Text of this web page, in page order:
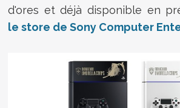
d'ores et déjà disponible en
le store de Sony Computer